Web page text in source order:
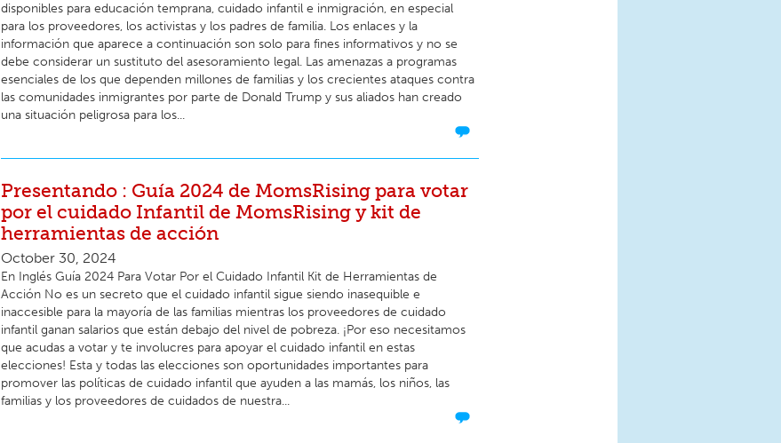
disponibles para educación temprana, cuidado infantil e inmigración, en especial
para los proveedores, los activistas y los padres de familia. Los enlaces y la
información que aparece a continuación son solo para fines informativos y no se
debe considerar un sustituto del asesoramiento legal. Las amenazas a programas
esenciales de los que dependen millones de familias y los crecientes ataques contra
las comunidades inmigrantes por parte de Donald Trump y sus aliados han creado
una situación peligrosa para los...
Presentando : Guía 2024 de MomsRising para votar
por el cuidado Infantil de MomsRising y kit de
herramientas de acción
October 30, 2024
En Inglés Guía 2024 Para Votar Por el Cuidado Infantil Kit de Herramientas de
Acción No es un secreto que el cuidado infantil sigue siendo inasequible e
inaccesible para la mayoría de las familias mientras los proveedores de cuidado
infantil ganan salarios que están debajo del nivel de pobreza. ¡Por eso necesitamos
que acudas a votar y te involucres para apoyar el cuidado infantil en estas
elecciones! Esta y todas las elecciones son oportunidades importantes para
promover las políticas de cuidado infantil que ayuden a las mamás, los niños, las
familias y los proveedores de cuidados de nuestra...